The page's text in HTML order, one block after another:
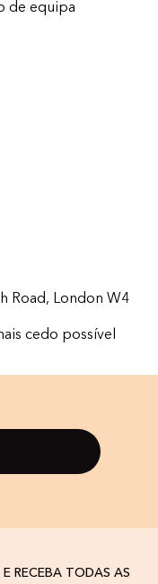
de equipa
Road, London W4
cedo possível
RECEBA TODAS AS